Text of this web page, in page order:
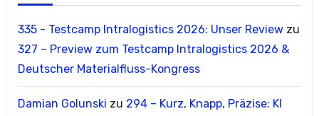
335 - Testcamp Intralogistics 2026: Unser Reviewzu
327 – Preview zum Testcamp Intralogistics 2026 &
Deutscher Materialfluss-Kongress
Damian Golunski zu 294 – Kurz, Knapp, Präzise: KI